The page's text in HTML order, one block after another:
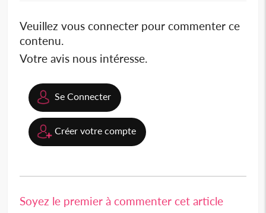
Veuillez vous connecter pour commenter ce
contenu.
Votre avis nous intéresse.
Se Connecter
Créer votre compte
Soyez le premier à commenter cet article